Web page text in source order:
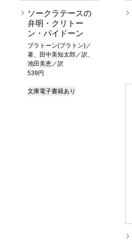
ソークラテースの
弁明・クリトー
ン・パイドーン
プラトーン(プラトン)／
著、田中美知太郎／訳、
池田美恵／訳
539円
文庫電子書籍あり